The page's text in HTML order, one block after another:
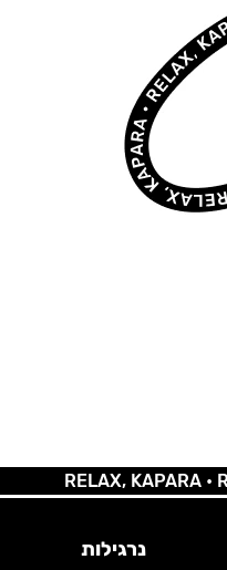
RELAX, KAPARA •
נרגילות